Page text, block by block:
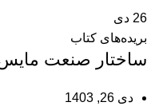
26 دی
بریده‌های کتاب
ساختار صنعت
دی 26, 1403